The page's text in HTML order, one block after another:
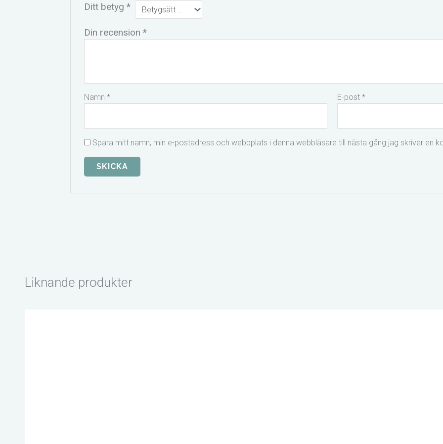
Ditt betyg *
Din recension *
Namn * E-post*
Spara mitt namn, min e-postadress och webbplats i denna webbläsare till nästa gång jag skriver en
Liknande produkter